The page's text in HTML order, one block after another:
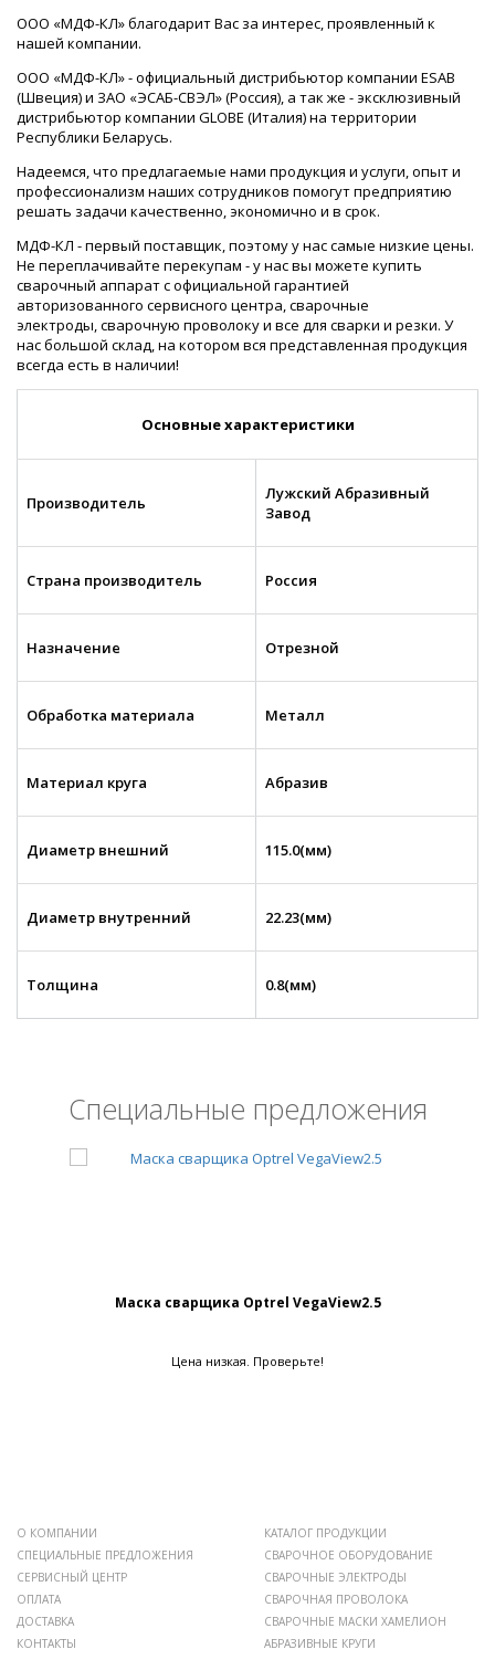
ООО «МДФ-КЛ» благодарит Вас за интерес, проявленный к
нашей компании.
ООО «МДФ-КЛ» - официальный дистрибьютор компании ESAB
(Швеция) и ЗАО «ЭСАБ-СВЭЛ» (Россия), а так же - эксклюзивный
дистрибьютор компании GLOBE (Италия) на территории
Республики Беларусь.
Надеемся, что предлагаемые нами продукция и услуги, опыт и
профессионализм наших сотрудников помогут предприятию
решать задачи качественно, экономично и в срок.
МДФ-КЛ - первый поставщик, поэтому у нас самые низкие цены.
Не переплачивайте перекупам - у нас вы можете купить
сварочный аппарат с официальной гарантией
авторизованного сервисного центра, сварочные
электроды, сварочную проволоку и все для сварки и резки. У
нас большой склад, на котором вся представленная продукция
всегда есть в наличии!
Основные характеристики
Производитель
Лужский Абразивный
Завод
Страна производитель Россия
Назначение Отрезной
Обработка материала Металл
Материал круга Абразив
Диаметр внешний 115.0(мм)
Диаметр внутренний 22.23(мм)
Толщина 0.8(мм)
Специальные предложения
Маска сварщика Optrel VegaView2.5
Цена низкая. Проверьте!
О КОМПАНИИ
СПЕЦИАЛЬНЫЕ ПРЕДЛОЖЕНИЯ
СЕРВИСНЫЙ ЦЕНТР
ОПЛАТА
ДОСТАВКА
КОНТАКТЫ
КАТАЛОГ ПРОДУКЦИИ
СВАРОЧНОЕ ОБОРУДОВАНИЕ
СВАРОЧНЫЕ ЭЛЕКТРОДЫ
СВАРОЧНАЯ ПРОВОЛОКА
СВАРОЧНЫЕ МАСКИ ХАМЕЛИОН
АБРАЗИВНЫЕ КРУГИ